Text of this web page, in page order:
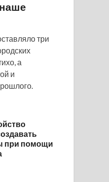
три
а
и
при помощи